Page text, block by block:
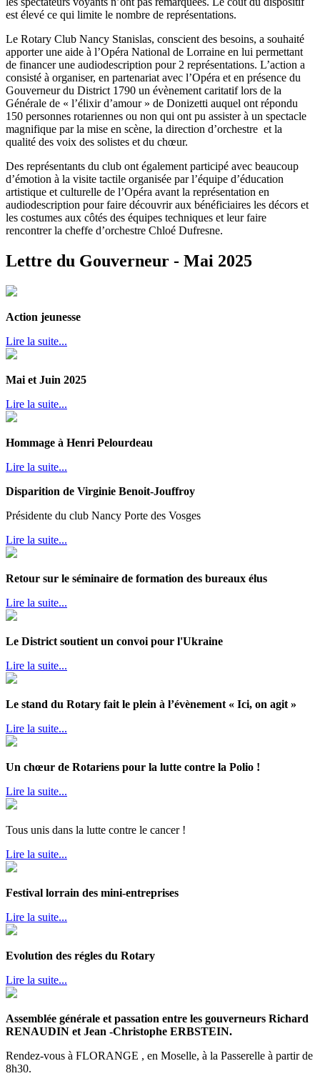
est élevé ce qui limite le nombre de représentations.
Le Rotary Club Nancy Stanislas, conscient des besoins, a souhaité
apporter une aide à l’Opéra National de Lorraine en lui permettant
de financer une audiodescription pour 2 représentations. L’action a
consisté à organiser, en partenariat avec l’Opéra et en présence du
Gouverneur du District 1790 un évènement caritatif lors de la
Générale de « l’élixir d’amour » de Donizetti auquel ont répondu
150 personnes rotariennes ou non qui ont pu assister à un spectacle
magnifique par la mise en scène, la direction d’orchestre et la
qualité des voix des solistes et du chœur.
Des représentants du club ont également participé avec beaucoup
d’émotion à la visite tactile organisée par l’équipe d’éducation
artistique et culturelle de l’Opéra avant la représentation en
audiodescription pour faire découvrir aux bénéficiaires les décors et
les costumes aux côtés des équipes techniques et leur faire
rencontrer la cheffe d’orchestre Chloé Dufresne.
Lettre du Gouverneur - Mai 2025
Action jeunesse
Lire la suite...
Mai et Juin 2025
Lire la suite...
Hommage à Henri Pelourdeau
Lire la suite...
Disparition de Virginie Benoit-Jouffroy
Présidente du club Nancy Porte des Vosges
Lire la suite...
Retour sur le séminaire de formation des bureaux élus
Lire la suite...
Le District soutient un convoi pour l'Ukraine
Lire la suite...
Le stand du Rotary fait le plein à l’évènement « Ici, on agit »
Lire la suite...
Un chœur de Rotariens pour la lutte contre la Polio !
Lire la suite...
Tous unis dans la lutte contre le cancer !
Lire la suite...
Festival lorrain des mini-entreprises
Lire la suite...
Evolution des régles du Rotary
Lire la suite...
Assemblée générale et passation entre les gouverneurs Richard
RENAUDIN et Jean -Christophe ERBSTEIN.
Rendez-vous à FLORANGE , en Moselle, à la Passerelle à partir de
8h30.